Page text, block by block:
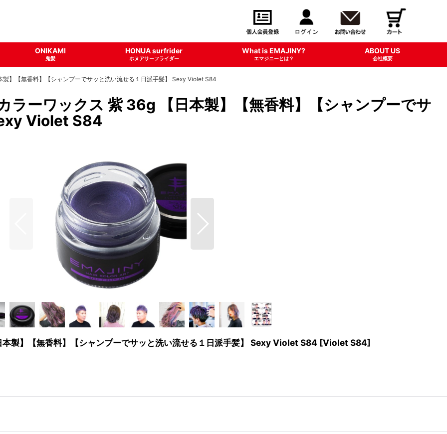
ONIKAMI
鬼髪
HONUA surfrider
ホヌアサーフライダー
What is EMAJINY?
エマジニーとは？
ABOUT US
会社概要
】【無香料】【シャンプーでサッと洗い流せる１日派手髪】 Sexy Violet S84
ラーワックス 紫 36g 【日本製】【無香料】【シャンプーでサ
Violet S84
製】【無香料】【シャンプーでサッと洗い流せる１日派手髪】 Sexy Violet S84 [Violet S84]